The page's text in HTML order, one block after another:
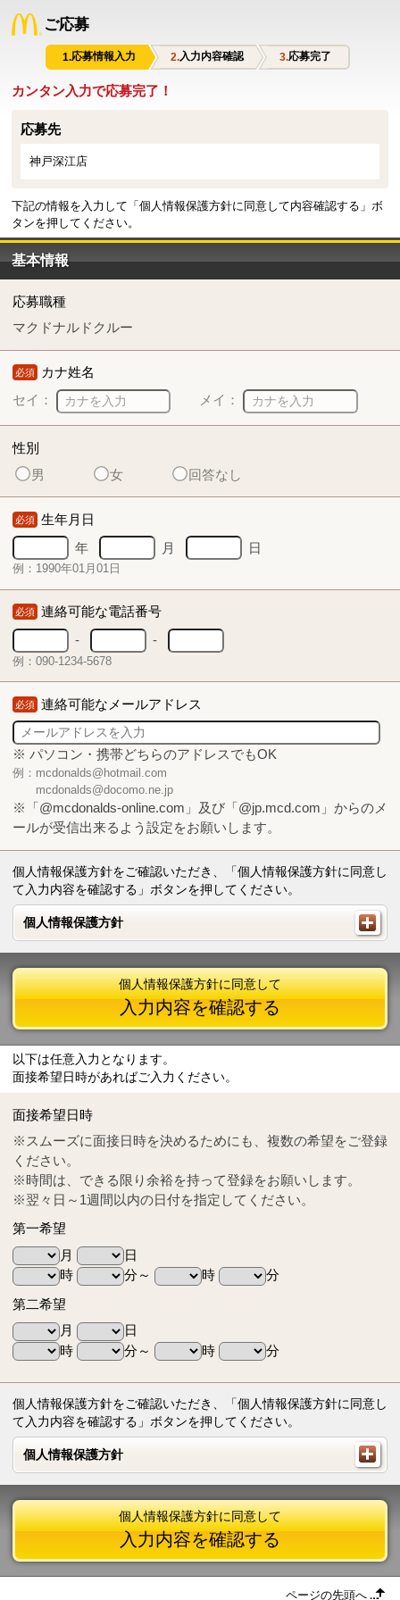
ご応募
応募情報入力 入力内容確認 応募完了
カンタン入力で応募完了！
応募先
神戸深江店
下記の情報を入力して「個人情報保護方針に同意して内容確認する」ボ
タンを押してください。
基本情報
応募職種
マクドナルドクルー
必須 カナ姓名
セイ：
メイ：
性別
男
女 回答なし
必須 生年月日
年
月 日
例：1990年01月01日
必須 連絡可能な電話番号
-
-
例：090-1234-5678
必須 連絡可能なメールアドレス
※ パソコン・携帯どちらのアドレスでもOK
例：mcdonalds@hotmail.com
mcdonalds@docomo.ne.jp
※「@mcdonalds-online.com」及び「@jp.mcd.com」からのメ
ールが受信出来るよう設定をお願いします。
個人情報保護方針をご確認いただき、「個人情報保護方針に同意し
て入力内容を確認する」ボタンを押してください。
個人情報保護方針
個人情報保護方針
Tel
0570-55-0314
個人情報保護方針に同意して
入力内容を確認する
以下は任意入力となります。
面接希望日時があればご入力ください。
面接希望日時
※スムーズに面接日時を決めるためにも、複数の希望をご登録
ください。
※時間は、できる限り余裕を持って登録をお願いします。
※翌々日～1週間以内の日付を指定してください。
第一希望
月
日
時
分～ 時
分
第二希望
月
日
時
分～ 時 分
個人情報保護方針をご確認いただき、「個人情報保護方針に同意し
て入力内容を確認する」ボタンを押してください。
個人情報保護方針
個人情報保護方針
個人情報保護方針に同意して
入力内容を確認する
ページの先頭へ